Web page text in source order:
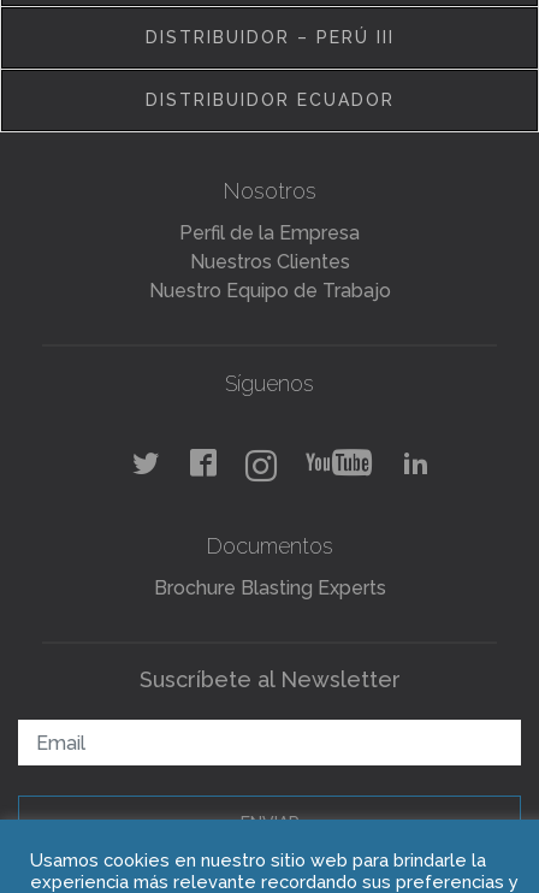
DISTRIBUIDOR – PERÚ III
DISTRIBUIDOR ECUADOR
Nosotros
Perfil de la Empresa
Nuestros Clientes
Nuestro Equipo de Trabajo
Síguenos
Documentos
Brochure Blasting Experts
Suscríbete al Newsletter
ENVIAR
Usamos cookies en nuestro sitio web para brindarle la
experiencia más relevante recordando sus preferencias y